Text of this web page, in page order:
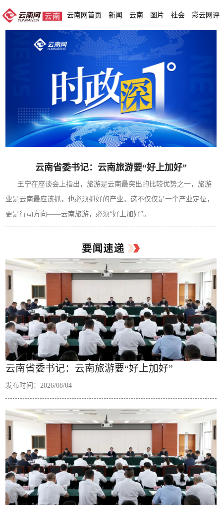
云南网首页 新闻 云南 图片 社会 彩云网评
云南省委书记：云南旅游要“好上加好”
王宁在座谈会上指出，旅游是云南最突出的比较优势之一，旅游
业是云南最应该抓，也必须抓好的产业。这不仅仅是一个产业定位，
更是行动方向——云南旅游，必须“好上加好”。
云南省委书记：云南旅游要“好上加好”
发布时间：2026/08/04